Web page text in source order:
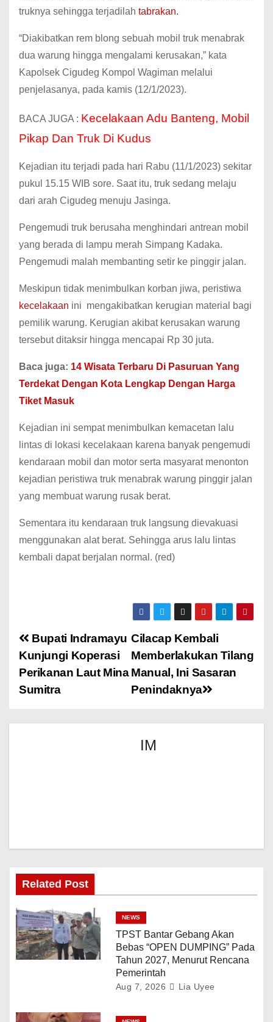
truknya sehingga terjadilah tabrakan.
“Diakibatkan rem blong sebuah mobil truk menabrak
dua warung hingga mengalami kerusakan,” kata
Kapolsek Cigudeg Kompol Wagiman melalui
penjelasanya, pada kamis (12/1/2023).
BACA JUGA : Kecelakaan Adu Banteng, Mobil
Pikap Dan Truk Di Kudus
Kejadian itu terjadi pada hari Rabu (11/1/2023) sekitar
pukul 15.15 WIB sore. Saat itu, truk sedang melaju
dari arah Cigudeg menuju Jasinga.
Pengemudi truk berusaha menghindari antrean mobil
yang berada di lampu merah Simpang Kadaka.
Pengemudi malah membanting setir ke pinggir jalan.
Meskipun tidak menimbulkan korban jiwa, peristiwa
kecelakaan ini mengakibatkan kerugian material bagi
pemilik warung. Kerugian akibat kerusakan warung
tersebut ditaksir hingga mencapai Rp 30 juta.
Baca juga: 14 Wisata Terbaru Di Pasuruan Yang
Terdekat Dengan Kota Lengkap Dengan Harga
Tiket Masuk
Kejadian ini sempat menimbulkan kemacetan lalu
lintas di lokasi kecelakaan karena banyak pengemudi
kendaraan mobil dan motor serta masyarat menonton
kejadian peristiwa truk menabrak warung pinggir jalan
yang membuat warung rusak berat.
Sementara itu kendaraan truk langsung dievakuasi
menggunakan alat berat. Sehingga arus lalu lintas
kembali dapat berjalan normal. (red)
Cilacap Kembali
Memberlakukan Tilang
Manual, Ini Sasaran
Penindaknya
Bupati Indramayu
Kunjungi Koperasi
Perikanan Laut Mina
Sumitra
IM
Related Post
NEWS
TPST Bantar Gebang Akan
Bebas “OPEN DUMPING” Pada
Tahun 2027, Menurut Rencana
Pemerintah
Aug 7, 2026 Lia Uyee